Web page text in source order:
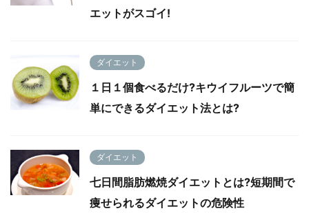
エットがスゴイ!
ダイエット
１日１個食べるだけ?キウイフルーツで簡
単にできるダイエット法とは?
ダイエット
七日間脂肪燃焼ダイエットとは?短期間で
痩せられるダイエットの危険性